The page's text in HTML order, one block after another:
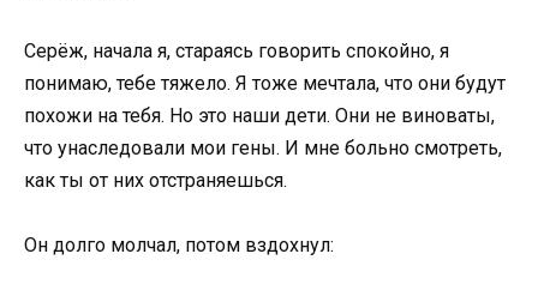
Серёж, начала я, стараясь говорить спокойно, я
понимаю, тебе тяжело. Я тоже мечтала, что они будут
похожи на тебя. Но это наши дети. Они не виноваты,
что унаследовали мои гены. И мне больно смотреть,
как ты от них отстраняешься.
Он долго молчал, потом вздохнул: